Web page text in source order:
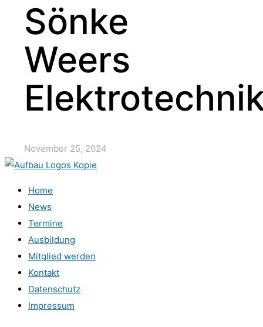
Sönke
Weers
November 25, 2024
Home
News
Termine
Ausbildung
Mitglied werden
Kontakt
Datenschutz
Impressum